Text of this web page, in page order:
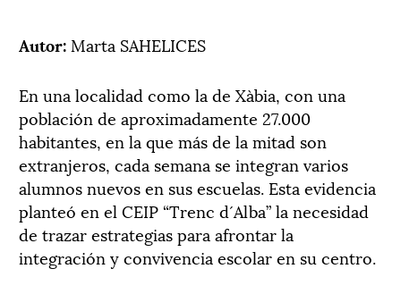
Autor: Marta SAHELICES
En una localidad como la de Xàbia, con una
población de aproximadamente 27.000
habitantes, en la que más de la mitad son
extranjeros, cada semana se integran varios
alumnos nuevos en sus escuelas. Esta evidencia
planteó en el CEIP “Trenc d´Alba” la necesidad
de trazar estrategias para afrontar la
integración y convivencia escolar en su centro.